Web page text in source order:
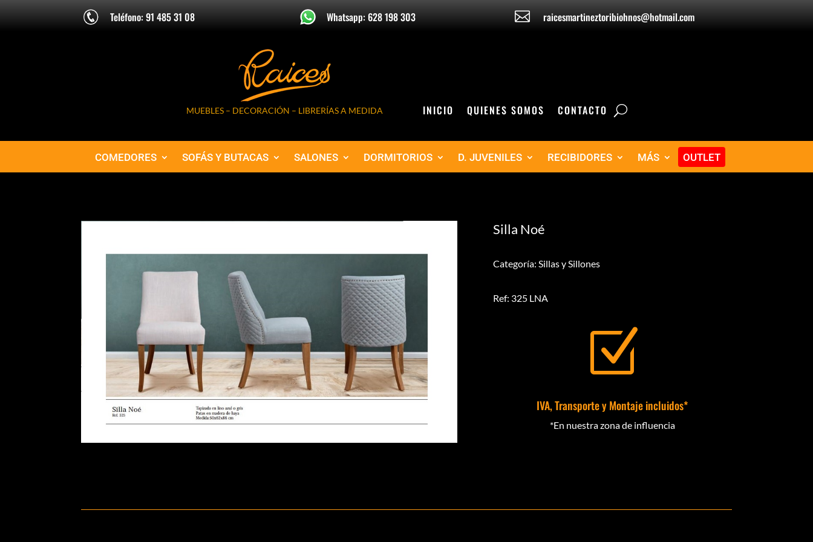
Teléfono: 91 485 31 08 Whatsapp: 628 198 303  raicesmartineztoribiohnos@hotmail.com
MUEBLES – DECORACIÓN – LIBRERÍAS A MEDIDA INICIO QUIENES SOMOS CONTACTO
COMEDORES SOFÁS Y BUTACAS SALONES DORMITORIOS D. JUVENILES RECIBIDORES MÁS OUTLET
Silla Noé
Categoría: Sillas y Sillones
Ref: 325 LNA
Z
IVA, Transporte y Montaje incluidos*
*En nuestra zona de influencia